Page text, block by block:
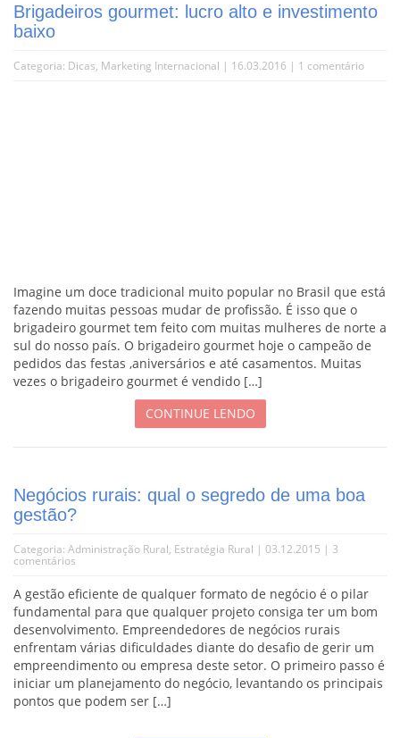
Brigadeiros gourmet: lucro alto e investimento
baixo
Categoria: Dicas, Marketing Internacional | 16.03.2016 | 1 comentário
Imagine um doce tradicional muito popular no Brasil que está
fazendo muitas pessoas mudar de profissão. É isso que o
brigadeiro gourmet tem feito com muitas mulheres de norte a
sul do nosso país. O brigadeiro gourmet hoje o campeão de
pedidos das festas ,aniversários e até casamentos. Muitas
vezes o brigadeiro gourmet é vendido […]
CONTINUE LENDO
Negócios rurais: qual o segredo de uma boa
gestão?
Categoria: Administração Rural, Estratégia Rural | 03.12.2015 | 3
comentários
A gestão eficiente de qualquer formato de negócio é o pilar
fundamental para que qualquer projeto consiga ter um bom
desenvolvimento. Empreendedores de negócios rurais
enfrentam várias dificuldades diante do desafio de gerir um
empreendimento ou empresa deste setor. O primeiro passo é
iniciar um planejamento do negócio, levantando os principais
pontos que podem ser […]